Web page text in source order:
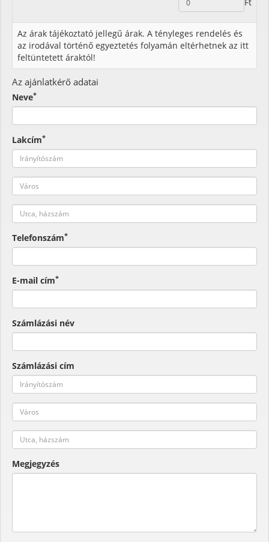
Az árak tájékoztató jellegű árak. A tényleges rendelés és
az irodával történő egyeztetés folyamán eltérhetnek az itt
feltüntetett áraktól!
Az ajánlatkérő adatai
Neve*
Lakcím*
Telefonszám*
E-mail cím*
Számlázási név
Számlázási cím
Megjegyzés